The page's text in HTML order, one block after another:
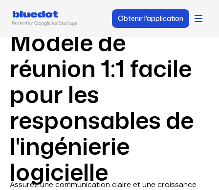
Obtenir l'application
Modèle de
réunion 1:1 facile
pour les
responsables de
l'ingénierie
logicielle
Assurez une communication claire et une croissance